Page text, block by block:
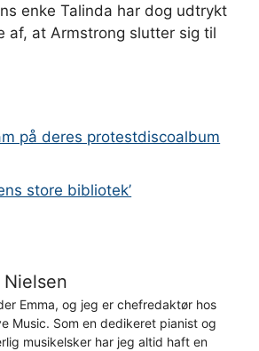
enke Talinda har dog udtrykt
af, at Armstrong slutter sig til
på deres protestdiscoalbum
store bibliotek’
Nielsen
Emma, og jeg er chefredaktør hos
Music. Som en dedikeret pianist og
musikelsker har jeg altid haft en